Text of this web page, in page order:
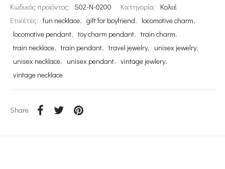
Κωδικός προϊόντος: S02-N-0200 Κατηγορία: Κολιέ
Ετικέτες: fun necklace, gift for boyfriend, locomotive charm,
locomotive pendant, toy charm pendant, train charm,
train necklace, train pendant, travel jewelry, unisex jewelry,
unisex necklace, unisex pendant, vintage jewlery,
vintage necklace
Share